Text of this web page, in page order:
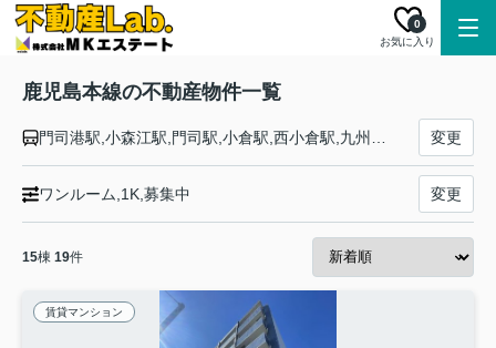
お気に入り
0
鹿児島本線の不動産物件一覧
変更
ワンルーム,1K,募集中 変更
15棟 19件
賃貸マンション